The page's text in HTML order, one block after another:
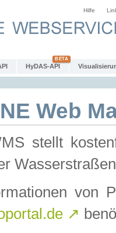
Hilfe
HyDAS-API
Web
stellt
von
↗